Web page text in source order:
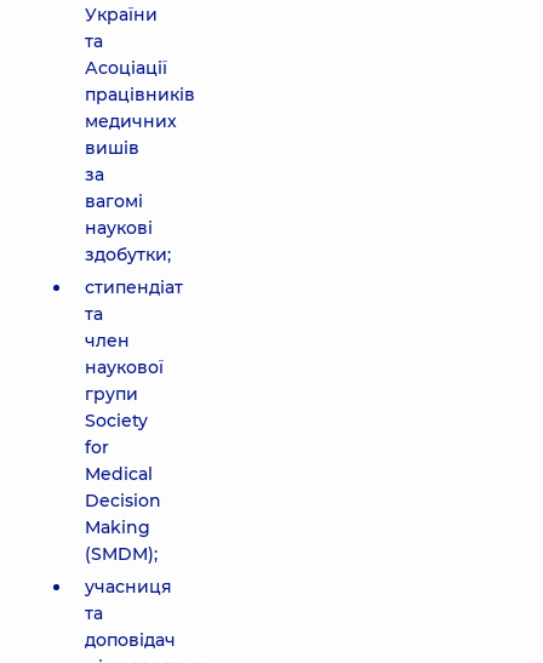
України
та
Асоціації
працівників
медичних
вишів
за
вагомі
наукові
здобутки;
стипендіат
та
член
наукової
групи
Society
for
Medical
Decision
Making
(SMDM);
учасниця
та
доповідач